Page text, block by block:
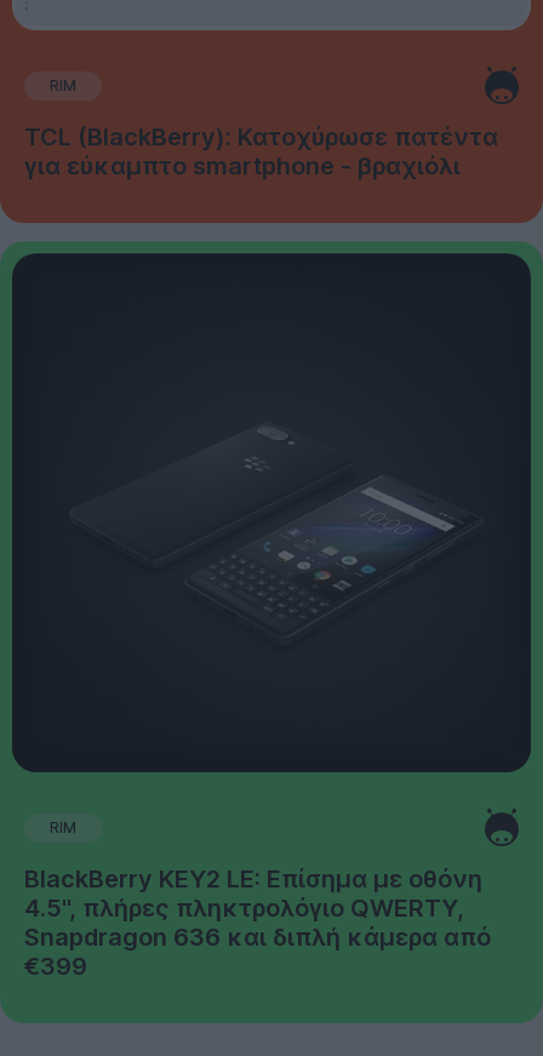
RIM
TCL (BlackBerry): Κατοχύρωσε πατέντα
για εύκαμπτο smartphone - βραχιόλι
RIM
BlackBerry KEY2 LE: Επίσημα με οθόνη
4.5'', πλήρες πληκτρολόγιο QWERTY,
Snapdragon 636 και διπλή κάμερα από
€399